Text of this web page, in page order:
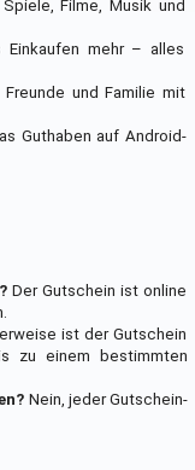
Filme, Musik und
Einkaufen mehr – alles
und Familie mit
Guthaben auf Android-
Der Gutschein ist online
ist der Gutschein
zu einem bestimmten
Nein, jeder Gutschein-